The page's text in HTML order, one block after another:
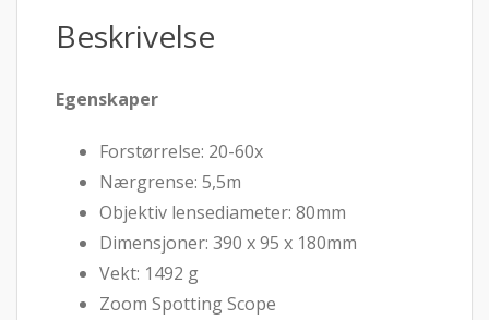
Beskrivelse
Egenskaper
Forstørrelse: 20-60x
Nærgrense: 5,5m
Objektiv lensediameter: 80mm
Dimensjoner: 390 x 95 x 180mm
Vekt: 1492 g
Zoom Spotting Scope